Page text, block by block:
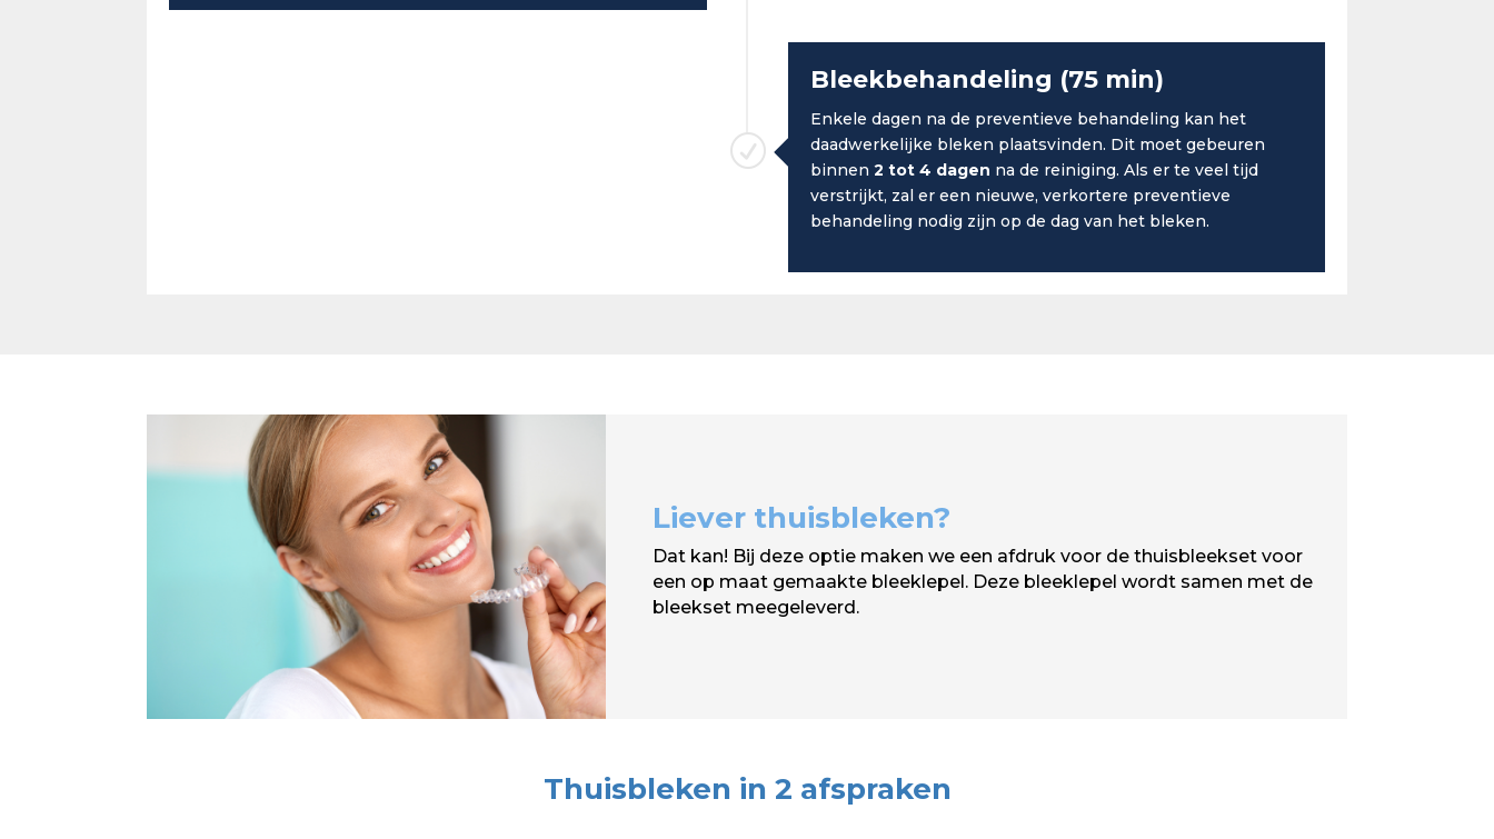
R
Bleekbehandeling (75 min)
Enkele dagen na de preventieve behandeling kan het
daadwerkelijke bleken plaatsvinden. Dit moet gebeuren
binnen 2 tot 4 dagen na de reiniging. Als er te veel tijd
verstrijkt, zal er een nieuwe, verkortere preventieve
behandeling nodig zijn op de dag van het bleken.
Liever thuisbleken?
Dat kan! Bij deze optie maken we een afdruk voor de thuisbleekset voor
een op maat gemaakte bleeklepel. Deze bleeklepel wordt samen met de
bleekset meegeleverd.
Thuisbleken in 2 afspraken